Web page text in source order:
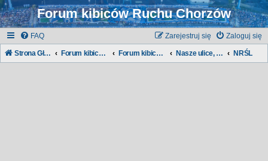
Forum kibiców Ruchu Chorzów
FAQ Zaloguj się
Zarejestruj się
Strona Główna Forum kibiców Ruchu Forum kibiców: Nasze ulice, nasze dzielnice... NRŚL